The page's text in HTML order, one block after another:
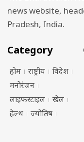
news website,
Pradesh, India.
Category
होम राष्ट्रीय
विदेश
मनोरंजन
लाइफस्टाइल
खेल
हेल्थ
ज्योतिष